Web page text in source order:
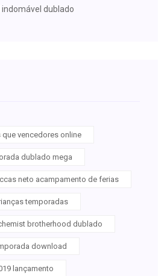
indomável dublado
vencedores online
dublado mega
neto acampamento de ferias
temporadas
brotherhood dublado
download
lançamento